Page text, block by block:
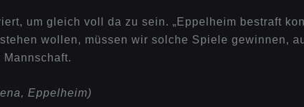
um gleich voll da zu sein. „Eppelheim bestraft
wollen, müssen wir solche Spiele gewinnen,
Eppelheim)